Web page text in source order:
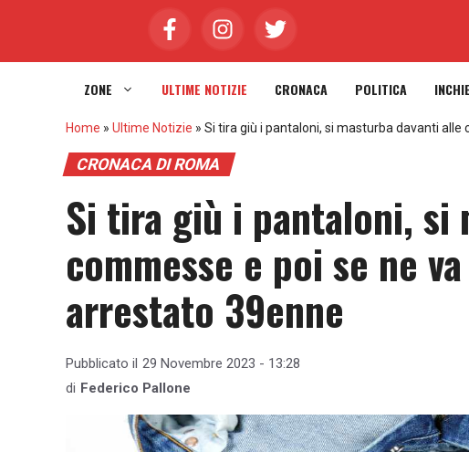
ZONE ULTIME NOTIZIE CRONACA POLITICA
Home » Ultime Notizie » Si tira giù i pantaloni, si masturba davanti
CRONACA DI ROMA
Si tira giù i pantaloni, si
commesse e poi se ne
arrestato 39enne
Pubblicato il 29 Novembre 2023 - 13:28
di Federico Pallone